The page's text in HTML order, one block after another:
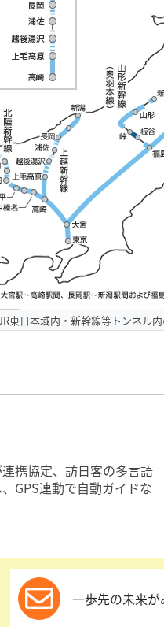
東日本域内・新幹線等トンネル
携協定、訪日客の多言語
GPS連動で自動ガイドな
一歩先の未来